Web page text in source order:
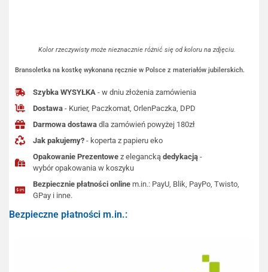
Kolor rzeczywisty może nieznacznie różnić się od koloru na zdjęciu.
Bransoletka na kostkę wykonana ręcznie w Polsce z materiałów jubilerskich.
Szybka WYSYŁKA - w dniu złożenia zamówienia
Dostawa - Kurier, Paczkomat, OrlenPaczka, DPD
Darmowa dostawa dla zamówień powyżej 180zł
Jak pakujemy? - koperta z papieru eko
Opakowanie Prezentowe z eleganckądedykacją -
wybór opakowania w koszyku
Bezpiecznie płatności online m.in.: PayU, Blik, PayPo, Twisto,
GPay i inne.
Bezpieczne płatności m.in.: